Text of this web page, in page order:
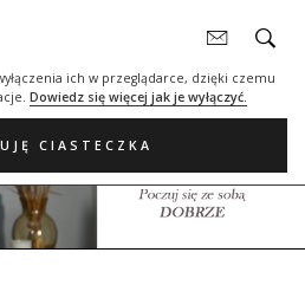
Dzięki nim możemy
ich w przeglądarce, dzięki czemu
Dowiedz się więcej jak je wyłączyć.
CIASTECZKA